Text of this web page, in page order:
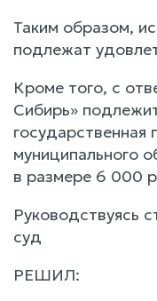
Таким образом,
подлежат
Кроме того, с
Сибирь»
муниципального
в размере 6 000
Руководствуясь
суд
РЕШИЛ: